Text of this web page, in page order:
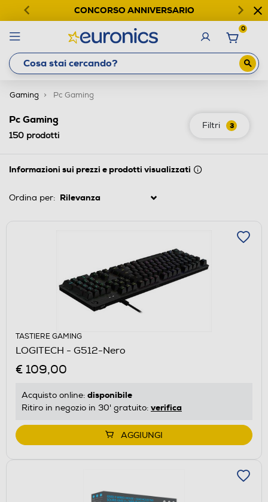
CONCORSO ANNIVERSARIO
0
Gaming Pc Gaming
Filtri 3
Pc Gaming
150 prodotti
Informazioni sui prezzi e prodotti visualizzati
Ordina per:
TASTIERE GAMING
LOGITECH - G512-Nero
€ 109,00
Acquisto online: disponibile
Ritiro in negozio in 30' gratuito: verifica
AGGIUNGI